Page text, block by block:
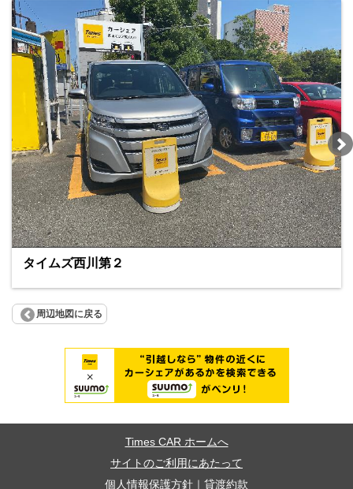
タイムズ西川第２
周辺地図に戻る
Times CAR ホームへ
サイトのご利用にあたって
個人情報保護方針
貸渡約款